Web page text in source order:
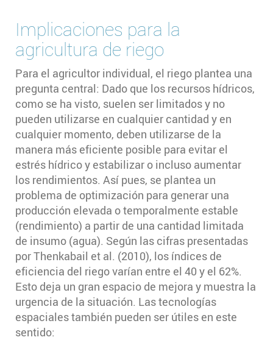
Implicaciones para la
agricultura de riego
Para el agricultor individual, el riego plantea una
pregunta central: Dado que los recursos hídricos,
como se ha visto, suelen ser limitados y no
pueden utilizarse en cualquier cantidad y en
cualquier momento, deben utilizarse de la
manera más eficiente posible para evitar el
estrés hídrico y estabilizar o incluso aumentar
los rendimientos. Así pues, se plantea un
problema de optimización para generar una
producción elevada o temporalmente estable
(rendimiento) a partir de una cantidad limitada
de insumo (agua). Según las cifras presentadas
por Thenkabail et al. (2010), los índices de
eficiencia del riego varían entre el 40 y el 62%.
Esto deja un gran espacio de mejora y muestra la
urgencia de la situación. Las tecnologías
espaciales también pueden ser útiles en este
sentido: